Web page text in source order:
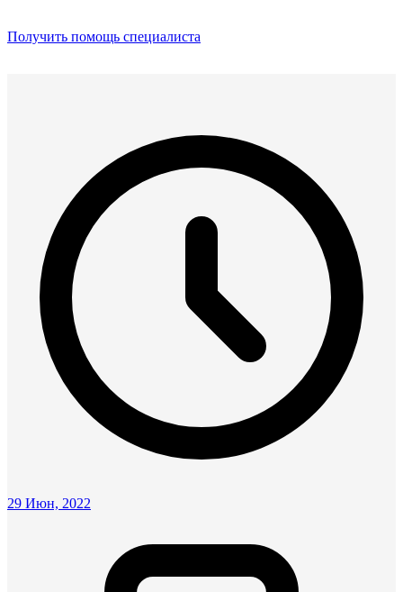
Получить помощь специалиста
29 Июн, 2022